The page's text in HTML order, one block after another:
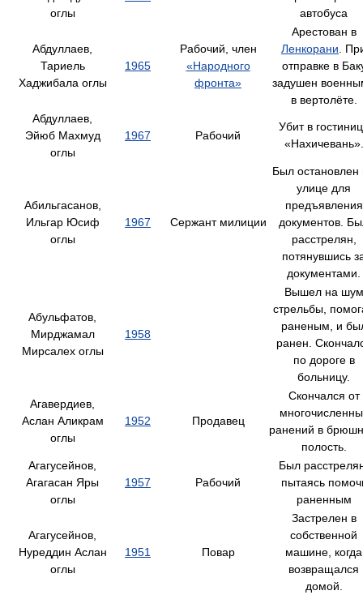
оглы
автобуса
Абдуллаев,
Тариель
Хаджибала оглы
1965
Рабочий, член
«Народного
фронта»
Арестован в
Ленкорани .
отправке в
задушен
в вертолёте.
Абдуллаев,
Эйюб Махмуд
оглы
1967 Рабочий
Убит в
«Нахичевань».
Абильгасанов,
Ильгар Юсиф
оглы
1967 Сержант милиции
Был остановлен
улице для
предъявления
документов.
расстрелян,
потянувшись
документами.
Абульфатов,
Мирджамал
Мирсалех оглы
1958
Вышел на шум
стрельбы,
раненым, и
ранен.
по дороге в
больницу.
Агавердиев,
Аслан Аликрам
оглы
1952 Продавец
Скончался от
ранений в
полость.
Агагусейнов,
Агагасан Яры
оглы
1957 Рабочий
Был
пытаясь
раненным
Агагусейнов,
Нуреддин Аслан
оглы
1951 Повар
Застрелен в
собственной
машине, когда
возвращался
домой.